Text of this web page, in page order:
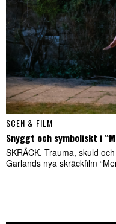
SCEN & FILM
Snyggt och symboliskt i
SKRÄCK. Trauma, skuld
Garlands nya skräckfilm